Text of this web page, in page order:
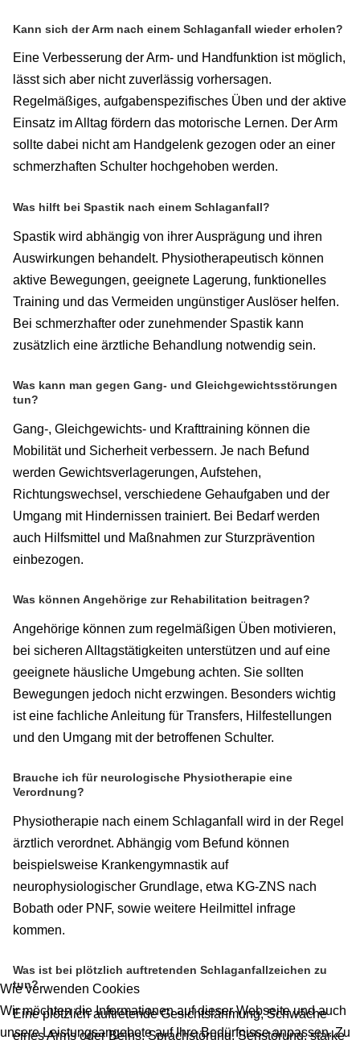
Kann sich der Arm nach einem Schlaganfall wieder erholen?
Eine Verbesserung der Arm- und Handfunktion ist möglich,
lässt sich aber nicht zuverlässig vorhersagen.
Regelmäßiges, aufgabenspezifisches Üben und der aktive
Einsatz im Alltag fördern das motorische Lernen. Der Arm
sollte dabei nicht am Handgelenk gezogen oder an einer
schmerzhaften Schulter hochgehoben werden.
Was hilft bei Spastik nach einem Schlaganfall?
Spastik wird abhängig von ihrer Ausprägung und ihren
Auswirkungen behandelt. Physiotherapeutisch können
aktive Bewegungen, geeignete Lagerung, funktionelles
Training und das Vermeiden ungünstiger Auslöser helfen.
Bei schmerzhafter oder zunehmender Spastik kann
zusätzlich eine ärztliche Behandlung notwendig sein.
Was kann man gegen Gang- und Gleichgewichtsstörungen
tun?
Gang-, Gleichgewichts- und Krafttraining können die
Mobilität und Sicherheit verbessern. Je nach Befund
werden Gewichtsverlagerungen, Aufstehen,
Richtungswechsel, verschiedene Gehaufgaben und der
Umgang mit Hindernissen trainiert. Bei Bedarf werden
auch Hilfsmittel und Maßnahmen zur Sturzprävention
einbezogen.
Was können Angehörige zur Rehabilitation beitragen?
Angehörige können zum regelmäßigen Üben motivieren,
bei sicheren Alltagstätigkeiten unterstützen und auf eine
geeignete häusliche Umgebung achten. Sie sollten
Bewegungen jedoch nicht erzwingen. Besonders wichtig
ist eine fachliche Anleitung für Transfers, Hilfestellungen
und den Umgang mit der betroffenen Schulter.
Brauche ich für neurologische Physiotherapie eine
Verordnung?
Physiotherapie nach einem Schlaganfall wird in der Regel
ärztlich verordnet. Abhängig vom Befund können
beispielsweise Krankengymnastik auf
neurophysiologischer Grundlage, etwa KG-ZNS nach
Bobath oder PNF, sowie weitere Heilmittel infrage
kommen.
Was ist bei plötzlich auftretenden Schlaganfallzeichen zu
tun?
Eine plötzlich auftretende Gesichtslähmung, Schwäche
eines Arms oder Beins, Sprachstörung, Sehstörung, starke
Wie verwenden Cookies
Wir möchten die Informationen auf dieser Webseite und auch
unsere Leistungsangebote auf Ihre Bedürfnisse anpassen. Zu